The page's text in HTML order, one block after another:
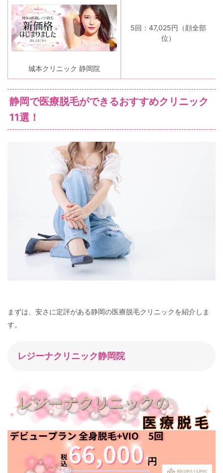
城本クリニック 静岡院
5回：47,025円（顔全部
位）
静岡で医療脱毛ができるおすすめクリニック
11選！
まずは、安さに定評がある静岡の医療脱毛クリニックを紹介しま
す。
レジーナクリニック静岡院